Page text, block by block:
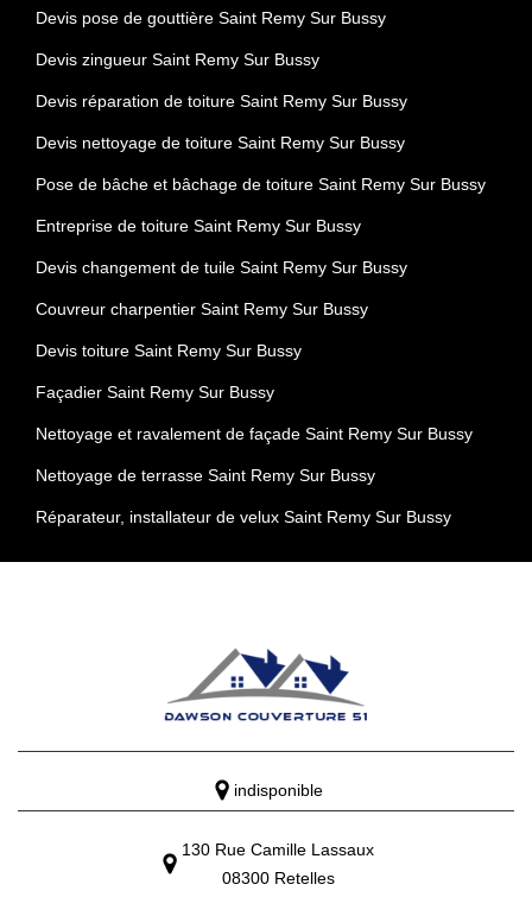
Devis pose de gouttière Saint Remy Sur Bussy
Devis zingueur Saint Remy Sur Bussy
Devis réparation de toiture Saint Remy Sur Bussy
Devis nettoyage de toiture Saint Remy Sur Bussy
Pose de bâche et bâchage de toiture Saint Remy Sur Bussy
Entreprise de toiture Saint Remy Sur Bussy
Devis changement de tuile Saint Remy Sur Bussy
Couvreur charpentier Saint Remy Sur Bussy
Devis toiture Saint Remy Sur Bussy
Façadier Saint Remy Sur Bussy
Nettoyage et ravalement de façade Saint Remy Sur Bussy
Nettoyage de terrasse Saint Remy Sur Bussy
Réparateur, installateur de velux Saint Remy Sur Bussy
indisponible
130 Rue Camille Lassaux
08300 Retelles